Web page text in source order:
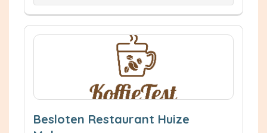
Besloten Restaurant Huize